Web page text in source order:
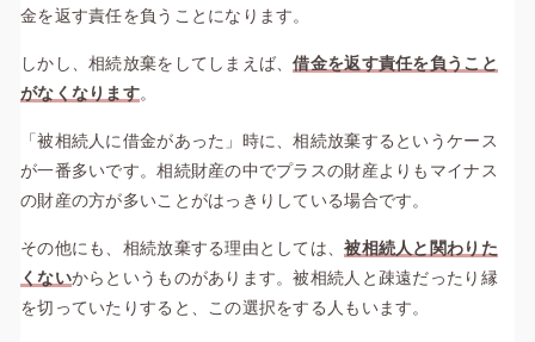
金を返す責任を負うことになります。
しかし、相続放棄をしてしまえば、借金を返す責任を負うこと
がなくなります。
「被相続人に借金があった」時に、相続放棄するというケース
が一番多いです。相続財産の中でプラスの財産よりもマイナス
の財産の方が多いことがはっきりしている場合です。
その他にも、相続放棄する理由としては、被相続人と関わりた
くないからというものがあります。被相続人と疎遠だったり縁
を切っていたりすると、この選択をする人もいます。